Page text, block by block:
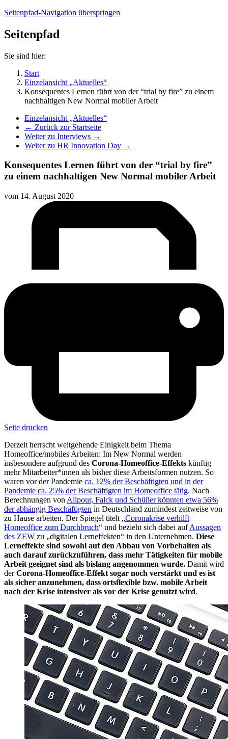
Seitenpfad-Navigation überspringen
Seitenpfad
Sie sind hier:
Start
Einzelansicht „Aktuelles“
Konsequentes Lernen führt von der “trial by fire” zu einem
nachhaltigen New Normal mobiler Arbeit
Einzelansicht „Aktuelles“
← Zurück zur Startseite
Weiter zu Interviews →
Weiter zu HR Innovation Day →
Konsequentes Lernen führt von der “trial by fire”
zu einem nachhaltigen New Normal mobiler Arbeit
vom 14. August 2020
Seite drucken
Derzeit herrscht weitgehende Einigkeit beim Thema
Homeoffice/mobiles Arbeiten: Im New Normal werden
insbesondere aufgrund des Corona-Homeoffice-Effekts künftig
mehr Mitarbeiter*innen als bisher diese Arbeitsformen nutzen. So
waren vor der Pandemie ca. 12% der Beschäftigten und in der
Pandemie ca. 25% der Beschäftigten im Homeoffice tätig. Nach
Berechnungen von Alipour, Falck und Schüller könnten etwa 56%
der abhängig Beschäftigten in Deutschland zumindest zeitweise von
zu Hause arbeiten. Der Spiegel titelt „Coronakrise verhilft
Homeoffice zum Durchbruch“ und bezieht sich dabei aufAussagen
des ZEW zu „digitalen Lerneffekten“ in den Unternehmen. Diese
Lerneffekte sind sowohl auf den Abbau von Vorbehalten als
auch darauf zurückzuführen, dass mehr Tätigkeiten für mobile
Arbeit geeignet sind als bislang angenommen wurde. Damit wird
derCorona-Homeoffice-Effekt sogar noch verstärkt und es ist
als sicher anzunehmen, dass ortsflexible bzw. mobile Arbeit
nach der Krise intensiver als vor der Krise genutzt wird.